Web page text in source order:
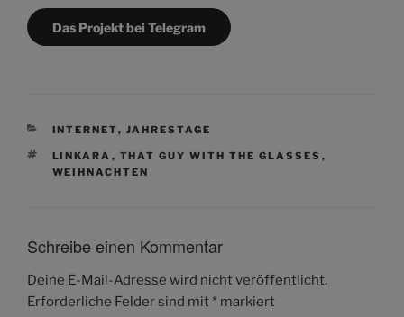
Das Projekt bei Telegram
KATEGORIEN
INTERNET, JAHRESTAGE
SCHLAGWÖRTER
LINKARA , THAT GUY WITH THE GLASSES ,
WEIHNACHTEN
Schreibe einen Kommentar
Deine E-Mail-Adresse wird nicht veröffentlicht.
Erforderliche Felder sind mit* markiert